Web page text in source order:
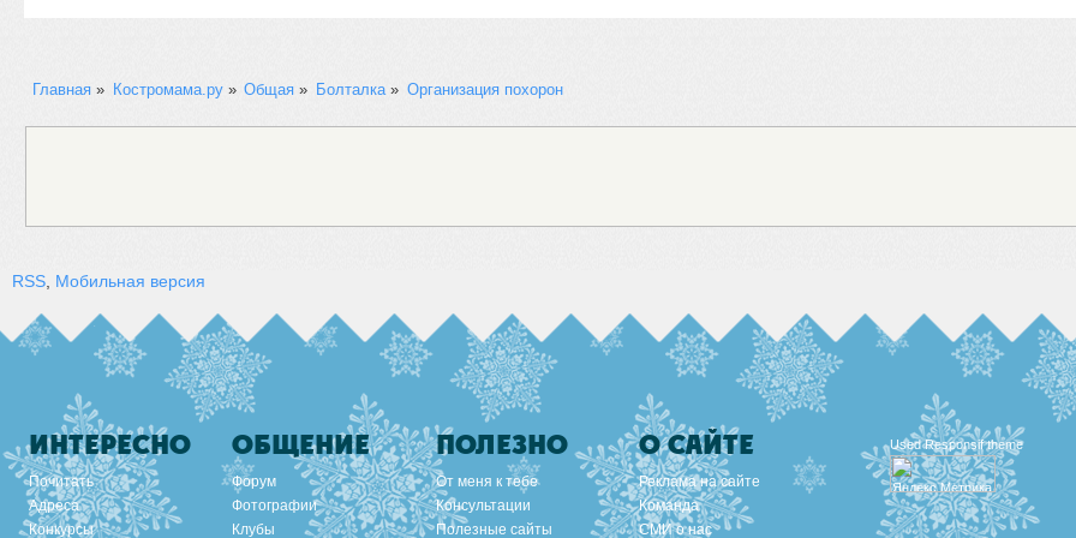
Главная » Костромама.ру» Общая » Болталка» Организация похорон
RSS Мобильная версия
ИНТЕРЕСНО
Почитать
Адреса
Конкурсы
ОБЩЕНИЕ
Форум
Фотографии
Клубы
ПОЛЕЗНО
От меня к тебе
Консультации
Полезные сайты
О САЙТЕ
Реклама на сайте
Команда
СМИ о нас
UsedResponsif theme